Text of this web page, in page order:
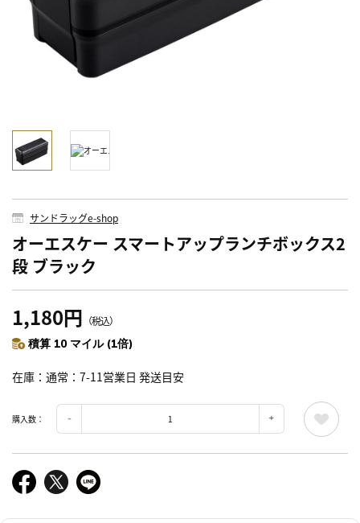
サンドラッグe-shop
オーエスケー スマートアップランチボックス2
段 ブラック
1,180円 （税込）
積算 10 マイル (1倍)
在庫 通常：7-11営業日 発送目安
購入数：